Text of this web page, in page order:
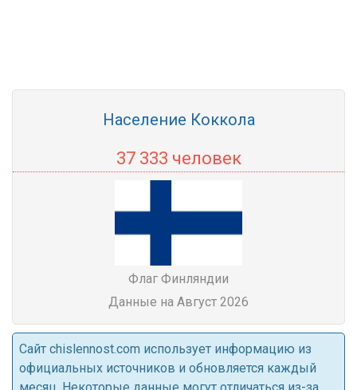
Население Коккола
37 333 человек
Флаг Финляндии
Данные на Август 2026
Cайт chislennost.com использует информацию из
официальных источников и обновляется каждый